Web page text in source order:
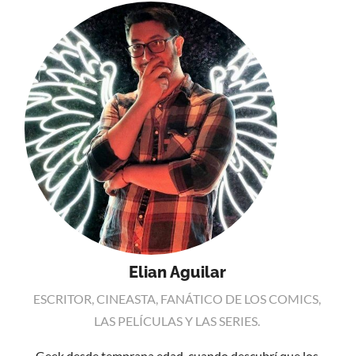
Elian Aguilar
ESCRITOR, CINEASTA, FANÁTICO DE LOS COMICS,
LAS PELÍCULAS Y LAS SERIES.